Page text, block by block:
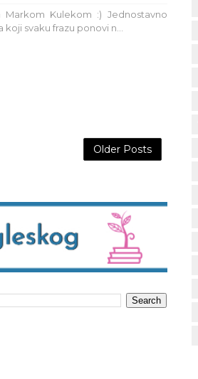
Kulekom :) Jednostavno
svaku frazu ponovi n...
Older Posts